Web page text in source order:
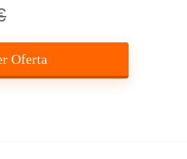
Oferta